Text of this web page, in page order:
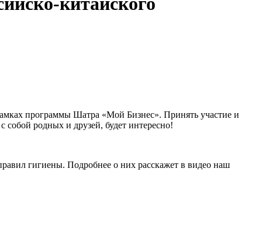
программы Шатра «Мой Бизнес». Принять участие и
родных и друзей, будет интересно!
гигиены. Подробнее о них расскажет в видео наш